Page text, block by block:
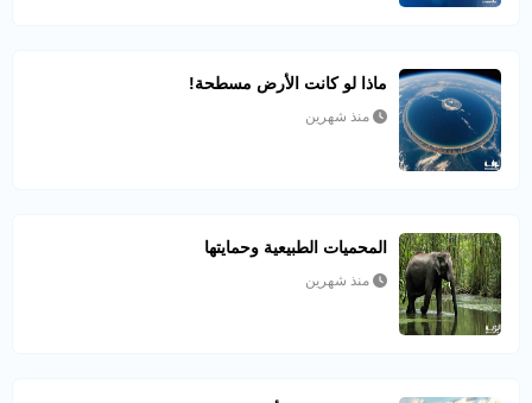
ماذا لو كانت الأرض مسطحة!
منذ شهرين
المحميات الطبيعية وحمايتها
منذ شهرين